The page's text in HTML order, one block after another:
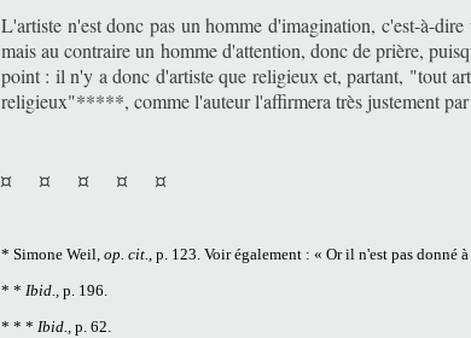
L'artiste n'est donc pas un homme d'imagination, c'est-à-
mais au contraire un homme d'attention, donc de prière,
point : il n'y a donc d'artiste que religieux et, partant, "tout
religieux"*****, comme l'auteur l'affirmera très justement par
¤ ¤ ¤ ¤ ¤
* Simone Weil, op. cit., p. 123. Voir également : « Or il n'est pas donné
* * Ibid., p. 196.
* * * Ibid., p. 62.